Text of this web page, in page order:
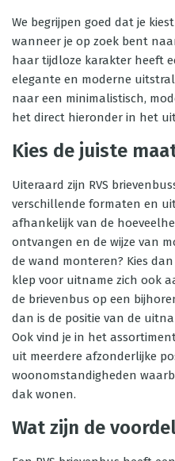
We begrijpen goed dat je
wanneer je op zoek bent
haar tijdloze karakter heeft
elegante en moderne
naar een minimalistisch,
het direct hieronder in het
Kies de juiste
Uiteraard zijn RVS
verschillende formaten en
afhankelijk van de
ontvangen en de wijze van
de wand monteren? Kies
klep voor uitname zich ook
de brievenbus op een
dan is de positie van de
Ook vind je in het
uit meerdere afzonderlijke
woonomstandigheden
dak wonen.
Wat zijn de